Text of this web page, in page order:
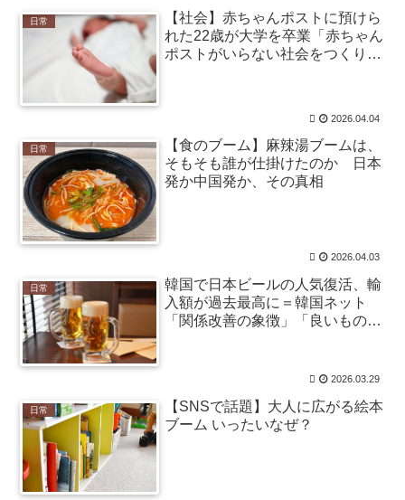
ン！！！！！！！！！！！！！ / 2chまとめアンテナ！
NEW!
(8/7 14:46)
野球も学問も妥協なし！佐々木麟太郎が目指す学位取
得とトップアスリートとしての新たな生き方 / 2chまとめ
NEW! (8/7 14:46)
【衝撃】X(Twitter)、メンエス嬢とラウンジ嬢のバトル
勃発ｗｗｗｗｗｗｗｗ / NEWまとめサイトアンテナ！
NEW! (8/7 14:35)
【衝撃画像】AIのイラスト生成がガチでヤバいと話題
にｗｗｗｗこの画像は…凄すぎる… / NEWまとめサイト
アンテナ！ NEW! (8/7 14:35)
【画像】アナウンサーのあまりにもデカいパイパイ
wwwwwwww / NEWまとめサイトアンテナ！
ャットアプリ、◯◯界隈がブチギレて大炎上 / NEWまと
めサイトアンテナ！ NEW! (8/7 14:30)
【Mステ】西川貴教さん 魅惑のマーメイドすぎるｗ
ｗｗｗｗｗｗｗ / NEWまとめサイトアンテナ！
14:29)
8月6日からまたIT業界で働くことになりました契約社
員、月給21万、土日… / VIP・ネタ・オールジャンル –
New World Antenna NEW! (8/7 14:27)
36歳の彼女と結婚したいのに、家族が猛反対。家族か
ら信じられない言葉が飛び出した… 他 / 2chnaviヘッドラ
イン
(12/24 07:00)
Powered by livedoor 相互RSS
日常
【社会】赤ちゃんポストに預けら
れた22歳が大学を卒業「赤ちゃん
ポストがいらない社会をつくりた
2026.04.04
日常
【食のブーム】麻辣湯ブームは、
そもそも誰が仕掛けたのか 日本
発か中国発か、その真相
2026.04.03
日常
韓国で日本ビールの人気復活、輸
入額が過去最高に＝韓国ネット
「関係改善の象徴」「良いものは
2026.03.29
日常
【SNSで話題】大人に広がる絵本
ブーム いったいなぜ？